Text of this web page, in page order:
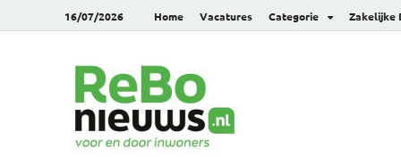
16/07/2026 Home Vacatures Categorie Zakelijke